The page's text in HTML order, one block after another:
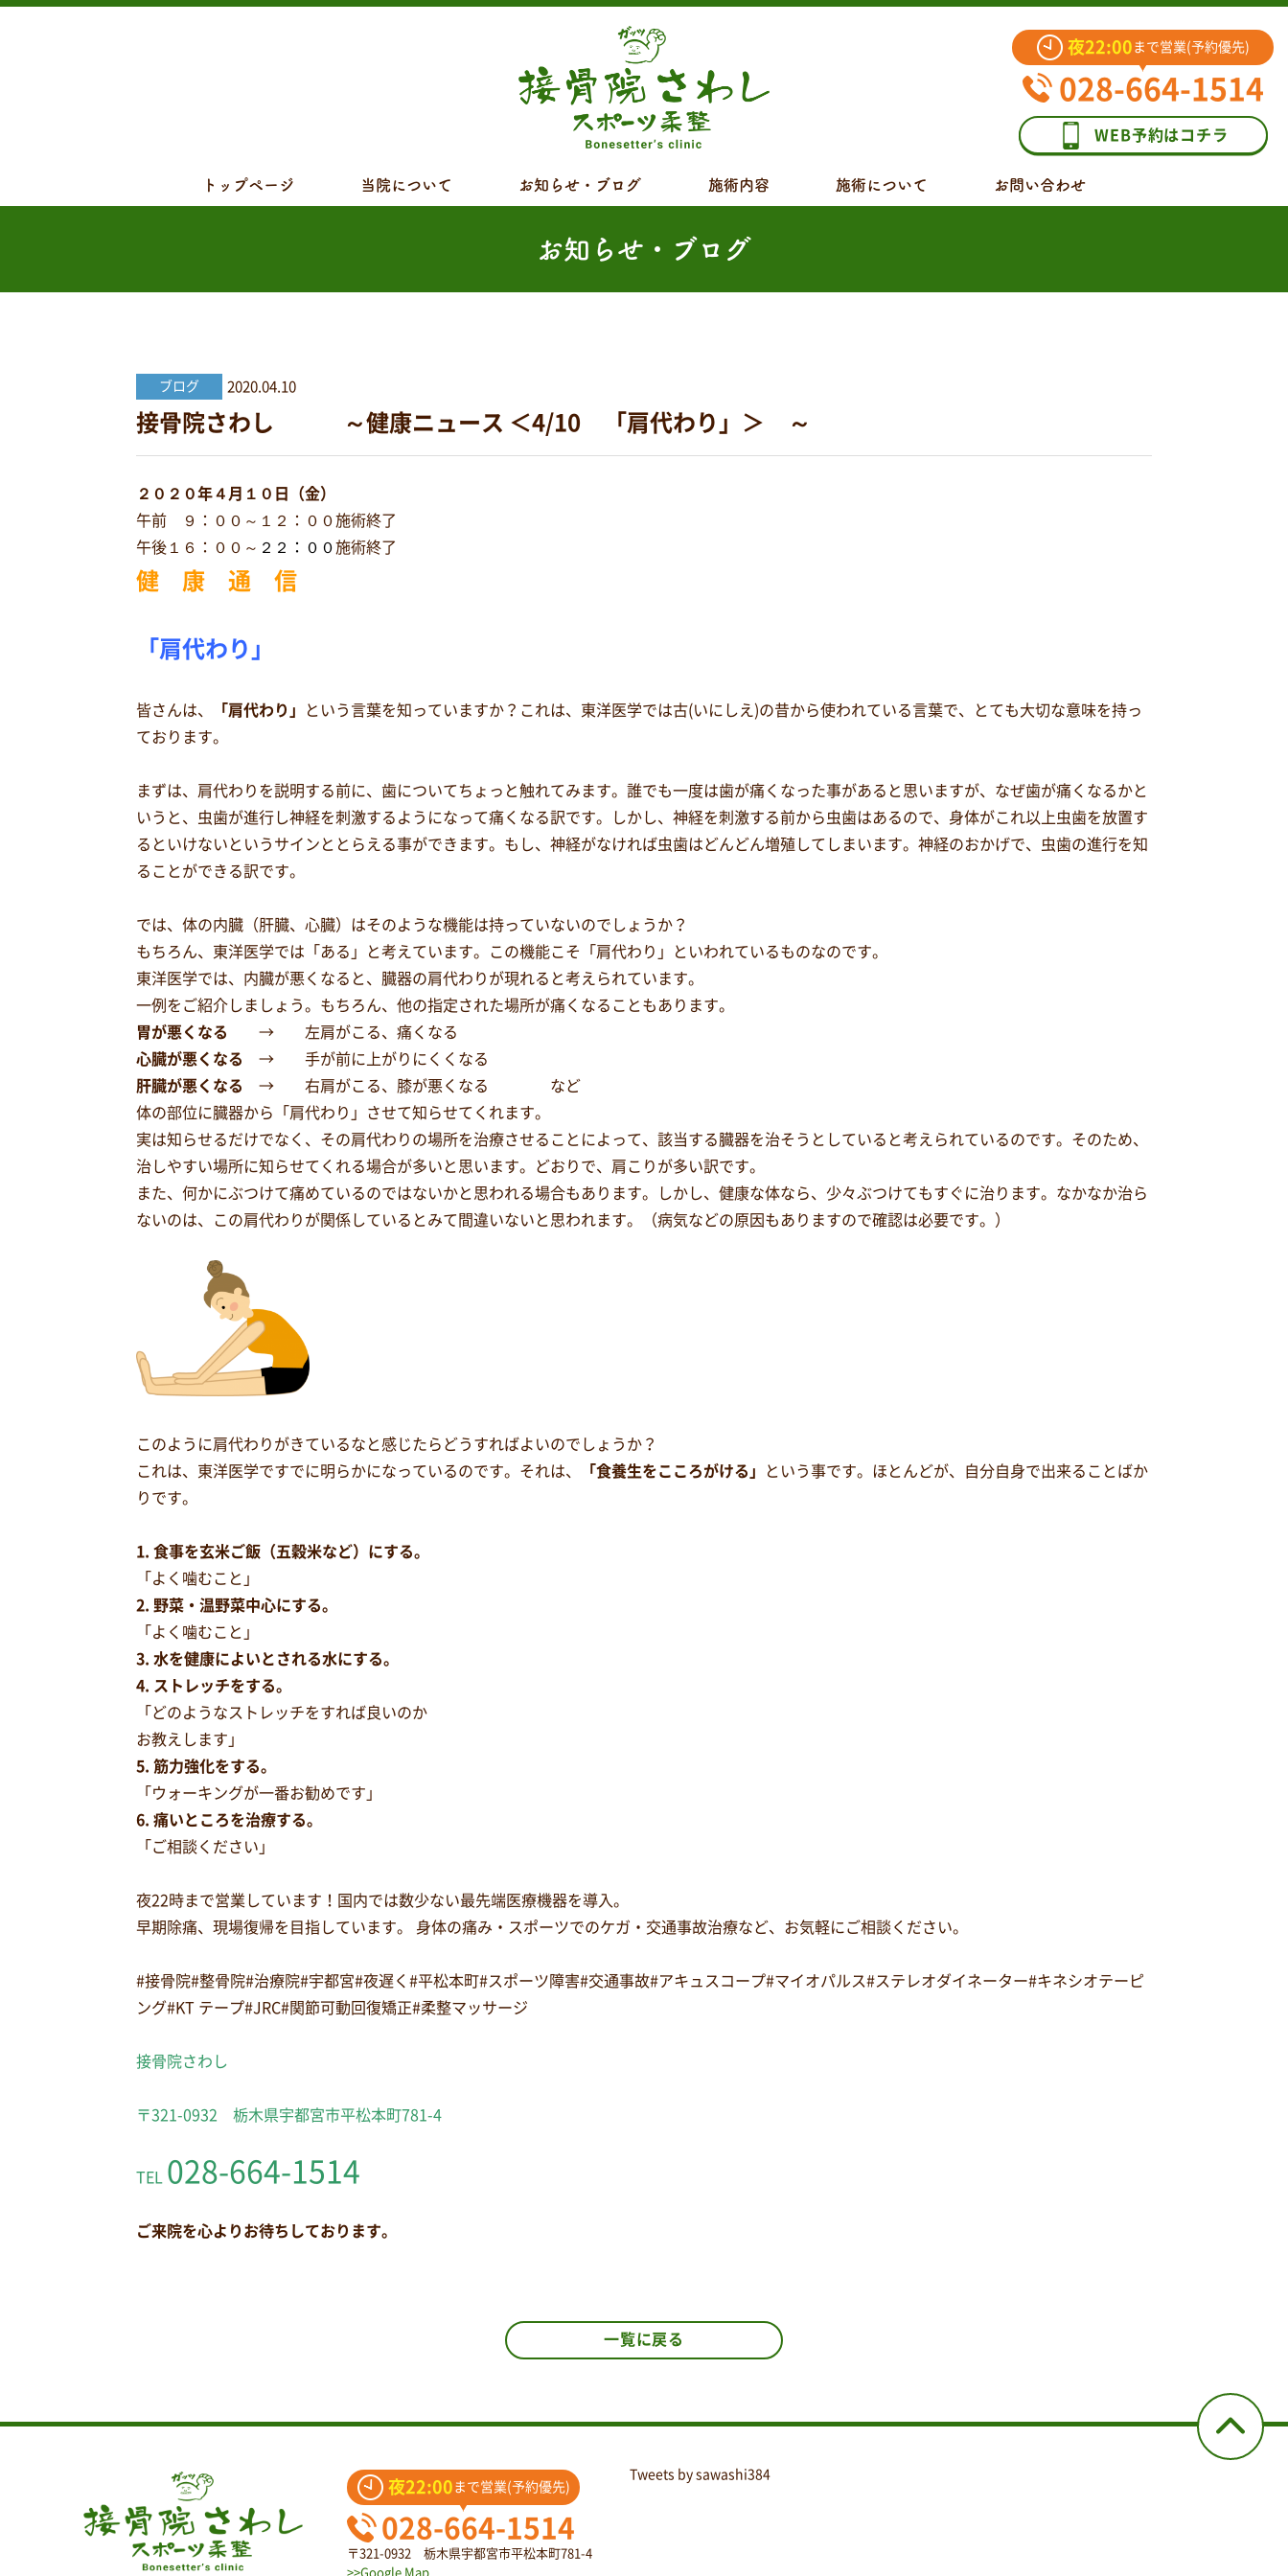
夜22:00 まで営業(予約優先)
028-664-1514
WEB予約はコチラ
トップページ 当院について お知らせ・ブログ 施術内容 施術について お問い合わせ
お知らせ・ブログ
ブログ 2020.04.10
接骨院さわし ～健康ニュース ＜4/10 「肩代わり」＞ ～
２０２０年４月１０日（金）
午前 ９：００～１２：００施術終了
午後１６：００～ ２２：００施術終了
健 康 通 信
「肩代わり」
皆さんは、 「肩代わり」
という言葉を知っていますか？これは、東洋医学では古(いにしえ)の昔から使われている言葉で、とても大切な意味を持っ
ております。
まずは、肩代わりを説明する前に、歯についてちょっと触れてみます。誰でも一度は歯が痛くなった事があると思いますが、なぜ歯が痛くなるかと
いうと、虫歯が進行し神経を刺激するようになって痛くなる訳です。しかし、神経を刺激する前から虫歯はあるので、身体がこれ以上虫歯を放置す
るといけないというサインととらえる事ができます。もし、神経がなければ虫歯はどんどん増殖してしまいます。神経のおかげで、虫歯の進行を知
ることができる訳です。
では、体の内臓（肝臓、心臓）はそのような機能は持っていないのでしょうか？
もちろん、東洋医学では「ある」と考えています。この機能こそ「肩代わり」といわれているものなのです。
東洋医学では、内臓が悪くなると、臓器の肩代わりが現れると考えられています。
一例をご紹介しましょう。もちろん、他の指定された場所が痛くなることもあります。
胃が悪くなる
→ 左肩がこる、痛くなる
心臓が悪くなる
→ 手が前に上がりにくくなる
肝臓が悪くなる
→ 右肩がこる、膝が悪くなる など
体の部位に臓器から「肩代わり」させて知らせてくれます。
実は知らせるだけでなく、その肩代わりの場所を治療させることによって、該当する臓器を治そうとしていると考えられているのです。そのため、
治しやすい場所に知らせてくれる場合が多いと思います。どおりで、肩こりが多い訳です。
また、何かにぶつけて痛めているのではないかと思われる場合もあります。しかし、健康な体なら、少々ぶつけてもすぐに治ります。なかなか治ら
ないのは、この肩代わりが関係しているとみて間違いないと思われます。（病気などの原因もありますので確認は必要です。）
このように肩代わりがきているなと感じたらどうすればよいのでしょうか？
これは、東洋医学ですでに明らかになっているのです。それは、
「食養生をこころがける」
という事です。ほとんどが、自分自身で出来ることばか
りです。
1. 食事を玄米ご飯（五穀米など）にする。
「よく噛むこと」
2. 野菜・温野菜中心にする。
「よく噛むこと」
3. 水を健康によいとされる水にする。
4. ストレッチをする。
「どのようなストレッチをすれば良いのか
お教えします」
5. 筋力強化をする。
「ウォーキングが一番お勧めです」
6. 痛いところを治療する。
「ご相談ください」
夜22時まで営業しています！国内では数少ない最先端医療機器を導入。
早期除痛、現場復帰を目指しています。 身体の痛み・スポーツでのケガ・交通事故治療など、お気軽にご相談ください。
#接骨院#整骨院#治療院#宇都宮#夜遅く#平松本町#スポーツ障害#交通事故#アキュスコープ#マイオパルス#ステレオダイネーター#キネシオテーピ
ング#KT テープ#JRC#関節可動回復矯正#柔整マッサージ
接骨院さわし
〒321-0932 栃木県宇都宮市平松本町781-4
TEL 028-664-1514
ご来院を心よりお待ちしております。
一覧に戻る
夜22:00 まで営業(予約優先)
028-664-1514
〒321-0932 栃木県宇都宮市平松本町781-4
>>Google Map
Tweets by sawashi384